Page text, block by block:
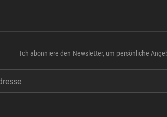
Ich abonniere den Newsletter, um persönliche